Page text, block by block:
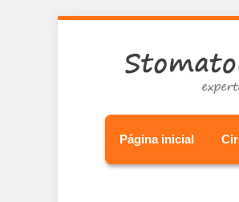
Página inicial